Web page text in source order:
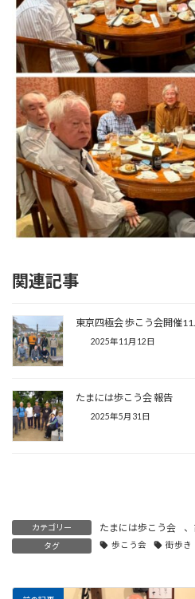
関連記事
東京四極会 歩こう会開催
2025年11月12日
たまには歩こう会 報告
2025年5月31日
カテゴリー たまには歩こう会 、
タグ 歩こう会 街歩き